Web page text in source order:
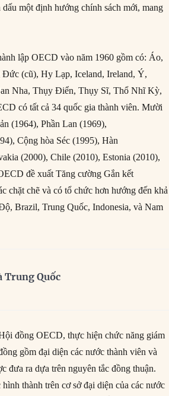
một định hướng chính sách mới, mang
lập OECD vào năm 1960 gồm có: Áo,
Đức (cũ), Hy Lạp, Iceland, Ireland, Ý,
Nha, Thụy Điển, Thụy Sĩ, Thổ Nhĩ Kỳ,
có tất cả 34 quốc gia thành viên. Mười
(1964), Phần Lan (1969),
Cộng hòa Séc (1995), Hàn
(2000), Chile (2010), Estonia (2010),
đề xuất Tăng cường Gắn kết
chặt chẽ và có tổ chức hơn hướng đến khả
Brazil, Trung Quốc, Indonesia, và Nam
Quốc
đồng OECD, thực hiện chức năng giám
gồm đại diện các nước thành viên và
đưa ra dựa trên nguyên tắc đồng thuận.
thành trên cơ sở đại diện của các nước